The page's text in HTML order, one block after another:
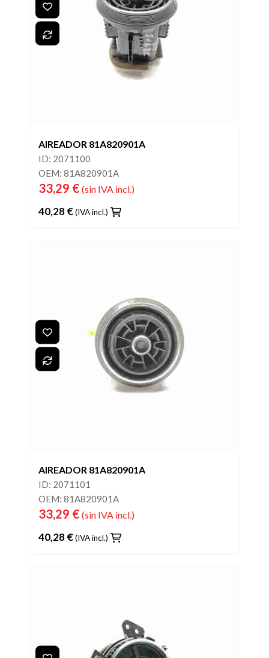
AIREADOR 81A820901A
ID: 2071100
OEM: 81A820901A
33,29 € (sin IVA incl.)
40,28 €(IVA incl.)
AIREADOR 81A820901A
ID: 2071101
OEM: 81A820901A
33,29 € (sin IVA incl.)
40,28 €(IVA incl.)